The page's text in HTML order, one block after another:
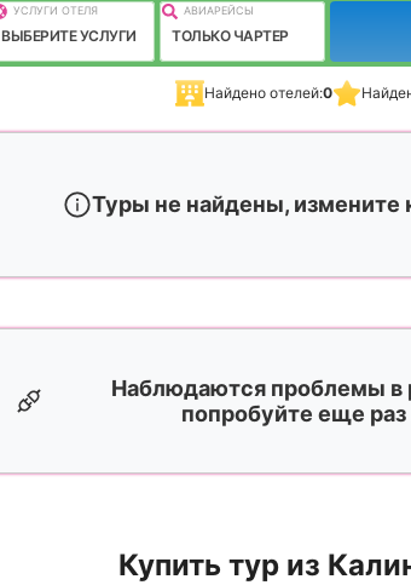
УСЛУГИ ОТЕЛЯ
ВЫБЕРИТЕ УСЛУГИ
АВИАРЕЙСЫ
ТОЛЬКО ЧАРТЕР
Найдено отелей:0
Туры не найдены, измените
Наблюдаются проблемы в
попробуйте еще раз
Купить тур из